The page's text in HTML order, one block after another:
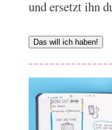
und ersetzt ihn
Das will ich haben!